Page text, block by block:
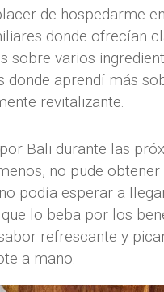
de hospedarme en
donde ofrecían
sobre varios
donde aprendí más
revitalizante.
Bali durante las
no pude obtener
podía esperar a
lo beba por los
refrescante y
a mano.